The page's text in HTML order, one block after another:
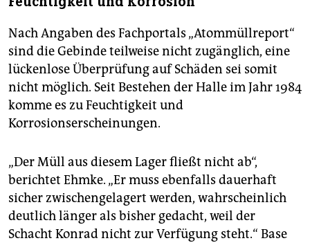
Nach Angaben des Fachportals „Atommüllreport“
sind die Gebinde teilweise nicht zugänglich, eine
lückenlose Überprüfung auf Schäden sei somit
nicht möglich. Seit Bestehen der Halle im Jahr 1984
komme es zu Feuchtigkeit und
Korrosionserscheinungen.
„Der Müll aus diesem Lager fließt nicht ab“,
berichtet Ehmke. „Er muss ebenfalls dauerhaft
sicher zwischengelagert werden, wahrscheinlich
deutlich länger als bisher gedacht, weil der
Schacht Konrad nicht zur Verfügung steht.“ Base